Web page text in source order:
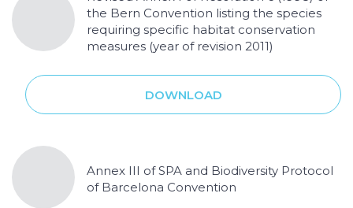
the Bern Convention listing the species
requiring specific habitat conservation
measures (year of revision 2011)
DOWNLOAD
Annex III of SPA and Biodiversity Protocol
of Barcelona Convention